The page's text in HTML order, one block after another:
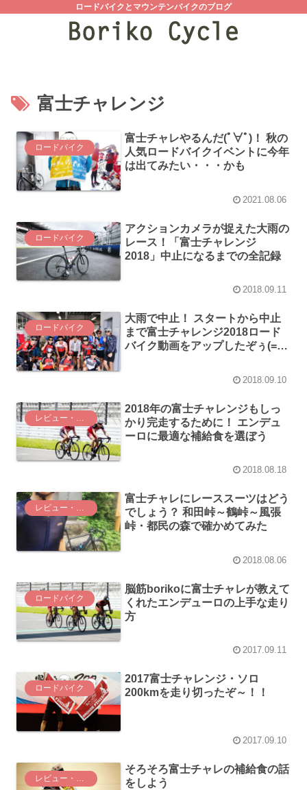
ロードバイクとマウンテンバイクのブログ
富士チャレンジ
ロードバイク
富士チャレやるんだ(ﾟ∀ﾟ)！ 秋の
人気ロードバイクイベントに今年
は出てみたい・・・かも
2021.08.06
ロードバイク
アクションカメラが捉えた大雨の
レース！「富士チャレンジ
2018」中止になるまでの全記録
2018.09.11
ロードバイク
大雨で中止！ スタートから中止
まで富士チャレンジ2018ロード
バイク動画をアップしたぞぅ(=ﾟ
2018.09.10
2018年の富士チャレンジもしっ
かり完走するために！ エンデュ
ーロに最適な補給食を選ぼう
2018.08.18
レビュー・インプレ
富士チャレにレーススーツはどう
でしょう？ 和田峠～鶴峠～風張
峠・都民の森で確かめてみた
2018.08.06
ロードバイク
脳筋borikoに富士チャレが教えて
くれたエンデューロの上手な走り
方
2017.09.11
ロードバイク
2017富士チャレンジ・ソロ
200kmを走り切ったぞ～！！
2017.09.10
そろそろ富士チャレの補給食の話
をしよう